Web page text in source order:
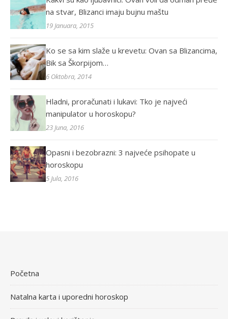
na stvar, Blizanci imaju bujnu maštu
19 Januara, 2015
Ko se sa kim slaže u krevetu: Ovan sa Blizancima,
Bik sa Škorpijom…
6 Oktobra, 2014
Hladni, proračunati i lukavi: Tko je najveći
manipulator u horoskopu?
23 Juna, 2016
Opasni i bezobrazni: 3 najveće psihopate u
horoskopu
5 Jula, 2016
Početna
Natalna karta i uporedni horoskop